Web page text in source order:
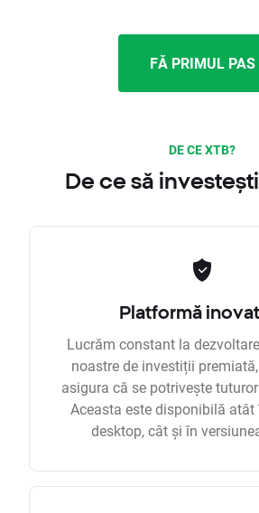
FĂ PRIMUL PAS
DE CE XTB?
De ce să
Platformă
Lucrăm constant la
noastre de investiții
asigura că se potrivește
Aceasta este disponibilă atât
desktop, cât și în